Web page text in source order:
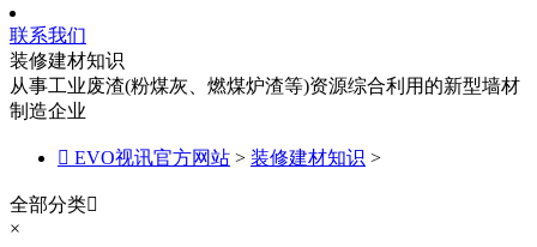
联系我们
装修建材知识
从事工业废渣(粉煤灰、燃煤炉渣等)资源综合利用的新型墙材
制造企业
 EVO视讯官方网站 > 装修建材知识 >
全部分类
×